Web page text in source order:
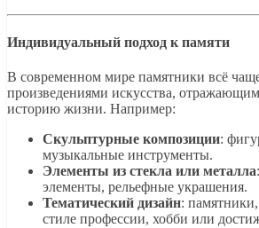
Индивидуальный подход к памяти
В современном мире памятники всё
произведениями искусства,
историю жизни. Например:
Скульптурные композиции:
музыкальные инструменты.
Элементы из стекла или металла
элементы, рельефные украшения.
Тематический дизайн:
стиле профессии, хобби или